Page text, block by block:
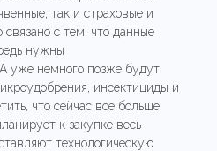
так и страховые и
с тем, что данные
нужны
уже немного позже будут
инсектициды и
что сейчас все больше
к закупке весь
технологическую